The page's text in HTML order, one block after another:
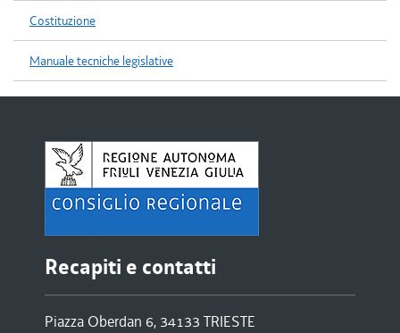
Costituzione
Manuale tecniche legislative
Recapiti e contatti
Piazza Oberdan 6, 34133 TRIESTE